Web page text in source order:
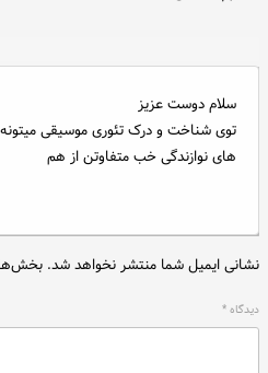
سلام دوست عزیز
توی شناخت و درک تئوری موسیقی
های نوازندگی خب متفاوتن از هم
نشانی ایمیل شما منتشر نخواهد شد.
دیدگاه*